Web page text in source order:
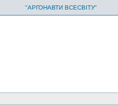
"АРГОНАВТИ ВСЕСВІТУ"